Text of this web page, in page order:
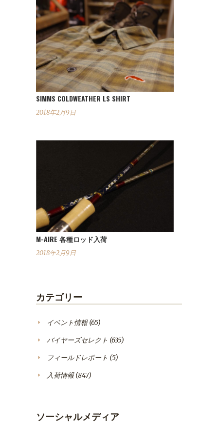
SIMMS COLDWEATHER LS SHIRT
2018年2月9日
M-AIRE 各種ロッド入荷
2018年2月9日
カテゴリー
イベント情報(65)
バイヤーズセレクト (635)
フィールドレポート (5)
入荷情報(847)
ソーシャルメディア